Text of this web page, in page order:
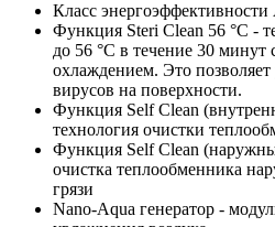
Класс
Функция Steri Clean 56 °C -
до 56 °C в течение 30
охлаждением. Это
вирусов на поверхности.
Функция Self Clean
технология очистки
Функция Self Clean
очистка теплообменника
грязи
Nano-Aqua генератор -